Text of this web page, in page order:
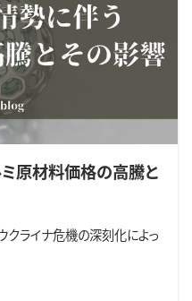
原材料価格の高騰と
ライナ危機の深刻化によっ